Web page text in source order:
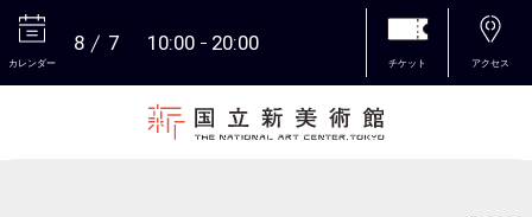
カレンダー
8 7 10:00 20:00
チケット アクセス